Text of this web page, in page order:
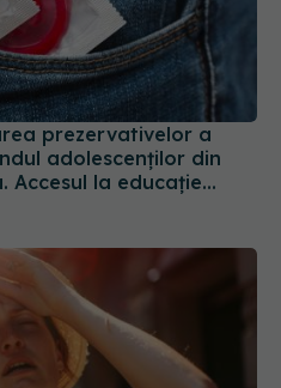
prezervativelor a
adolescenţilor din
Accesul la educație